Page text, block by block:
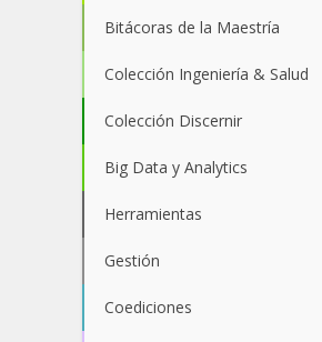
Bitácoras de la Maestría
Colección Ingeniería & Salud
Colección Discernir
Big Data y Analytics
Herramientas
Gestión
Coediciones